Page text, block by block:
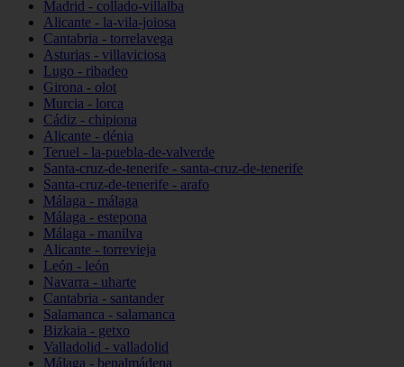
Madrid - collado-villalba
Alicante - la-vila-joiosa
Cantabria - torrelavega
Asturias - villaviciosa
Lugo - ribadeo
Girona - olot
Murcia - lorca
Cádiz - chipiona
Alicante - dénia
Teruel - la-puebla-de-valverde
Santa-cruz-de-tenerife - santa-cruz-de-tenerife
Santa-cruz-de-tenerife - arafo
Málaga - málaga
Málaga - estepona
Málaga - manilva
Alicante - torrevieja
León - león
Navarra - uharte
Cantabria - santander
Salamanca - salamanca
Bizkaia - getxo
Valladolid - valladolid
Málaga - benalmádena